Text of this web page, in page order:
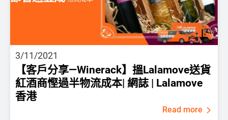
3/11/2021
【客戶分享—Winerack】搵Lalamove送貨
紅酒商慳過半物流成本| 網誌 | Lalamove
香港
Read more